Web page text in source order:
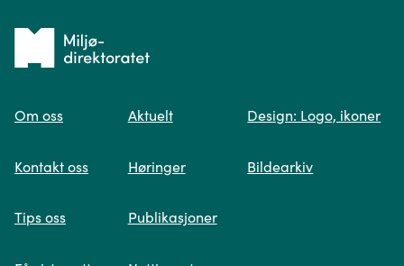
Spør oss
søk og viser deg vår mest relevante
Tilbake
forsiden
Om oss
Kontakt oss
Tips oss
Aktuelt
Høringer
Publikasjoner
Design: Logo, ikoner
Bildearkiv